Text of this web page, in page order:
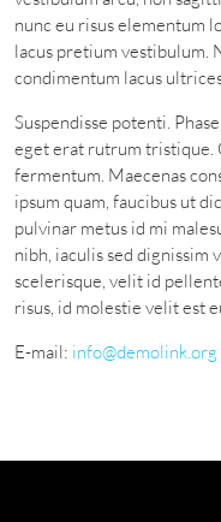
nunc eu risus elementum
lacus pretium vestibulum.
condimentum lacus
Suspendisse potenti.
eget erat rutrum tristique.
fermentum. Maecenas
ipsum quam, faucibus ut
pulvinar metus id mi
nibh, iaculis sed dignissim
scelerisque, velit id
risus, id molestie velit est
E-mail: info@demolink.org